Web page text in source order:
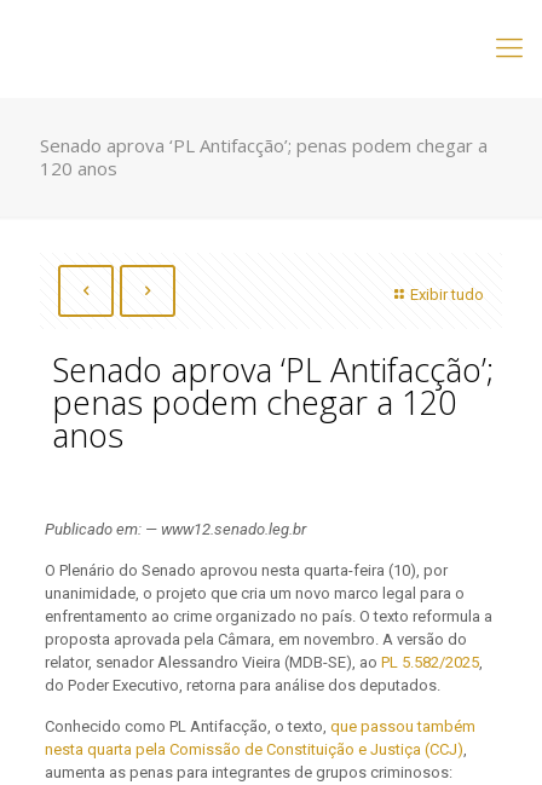
Senado aprova ‘PL Antifacção’; penas podem chegar a
120 anos
Exibir tudo
Senado aprova ‘PL Antifacção’;
penas podem chegar a 120
anos
Publicado em: — www12.senado.leg.br
O Plenário do Senado aprovou nesta quarta-feira (10), por
unanimidade, o projeto que cria um novo marco legal para o
enfrentamento ao crime organizado no país. O texto reformula a
proposta aprovada pela Câmara, em novembro. A versão do
relator, senador Alessandro Vieira (MDB-SE), ao PL 5.582/2025,
do Poder Executivo, retorna para análise dos deputados.
Conhecido como PL Antifacção, o texto, que passou também
nesta quarta pela Comissão de Constituição e Justiça (CCJ),
aumenta as penas para integrantes de grupos criminosos: